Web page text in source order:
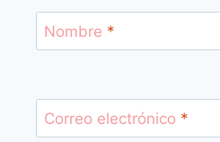
Nombre *
Correo electrónico *